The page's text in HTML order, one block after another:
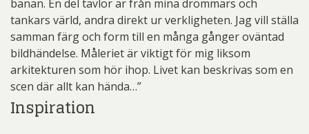
banan. En del tavlor är från mina drömmars och
tankars värld, andra direkt ur verkligheten. Jag vill ställa
samman färg och form till en många gånger oväntad
bildhändelse. Måleriet är viktigt för mig liksom
arkitekturen som hör ihop. Livet kan beskrivas som en
scen där allt kan hända…”
Inspiration